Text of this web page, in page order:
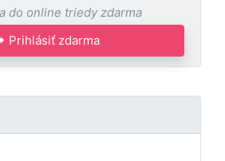
do online triedy zdarma
Prihlásiť zdarma